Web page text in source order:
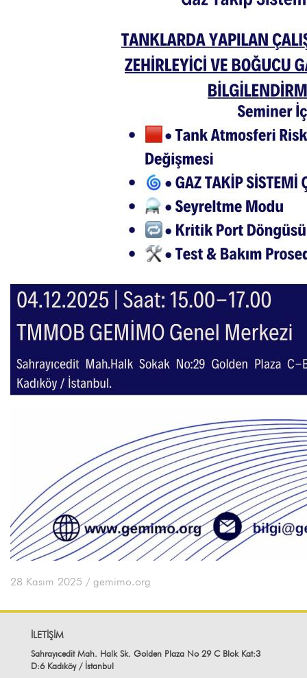
28 Kasım 2025 / gemimo.org
İLETİŞİM
Sahrayıcedit Mah. Halk Sk. Golden Plaza No 29 C Blok Kat:3
D:6 Kadıköy / İstanbul